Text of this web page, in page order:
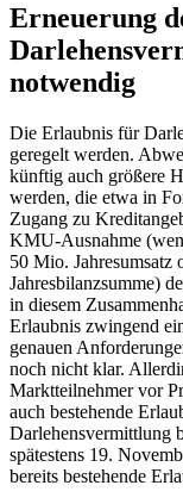
Erneuerung
notwendig
Die Erlaubnis für
geregelt werden.
künftig auch größere
werden, die etwa in
Zugang zu
KMU-Ausnahme
50 Mio. Jahresumsatz
Jahresbilanzsumme)
in diesem
Erlaubnis zwingend
genauen
noch nicht klar.
Marktteilnehmer vor
auch bestehende
Darlehensvermittlung
spätestens 19.
bereits bestehende